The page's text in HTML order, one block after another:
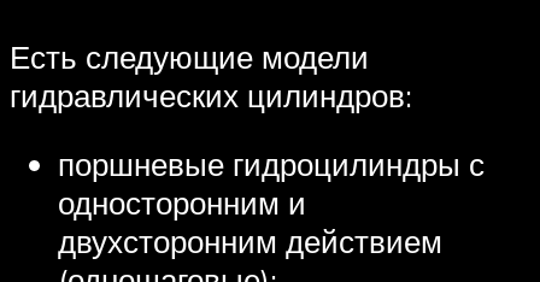
Есть следующие модели
гидравлических цилиндров:
поршневые гидроцилиндры с
односторонним и
двухсторонним действием